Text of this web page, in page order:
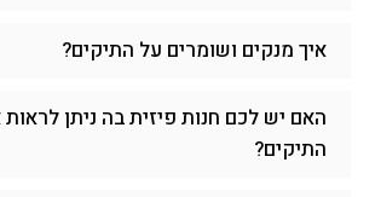
איך מנקים ושומרים על התיקים?
האם יש לכם חנות פיזית בה ניתן
התיקים?